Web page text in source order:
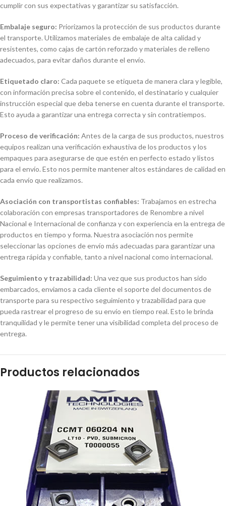
cumplir con sus expectativas y garantizar su satisfacción.
Embalaje seguro: Priorizamos la protección de sus productos durante
el transporte. Utilizamos materiales de embalaje de alta calidad y
resistentes, como cajas de cartón reforzado y materiales de relleno
adecuados, para evitar daños durante el envío.
Etiquetado claro: Cada paquete se etiqueta de manera clara y legible,
con información precisa sobre el contenido, el destinatario y cualquier
instrucción especial que deba tenerse en cuenta durante el transporte.
Esto ayuda a garantizar una entrega correcta y sin contratiempos.
Proceso de verificación: Antes de la carga de sus productos, nuestros
equipos realizan una verificación exhaustiva de los productos y los
empaques para asegurarse de que estén en perfecto estado y listos
para el envío. Esto nos permite mantener altos estándares de calidad en
cada envío que realizamos.
Asociación con transportistas confiables: Trabajamos en estrecha
colaboración con empresas transportadores de Renombre a nivel
Nacional e Internacional de confianza y con experiencia en la entrega de
productos en tiempo y forma. Nuestra asociación nos permite
seleccionar las opciones de envío más adecuadas para garantizar una
entrega rápida y confiable, tanto a nivel nacional como internacional.
Seguimiento y trazabilidad: Una vez que sus productos han sido
embarcados, enviamos a cada cliente el soporte del documentos de
transporte para su respectivo seguimiento y trazabilidad para que
pueda rastrear el progreso de su envío en tiempo real. Esto le brinda
tranquilidad y le permite tener una visibilidad completa del proceso de
entrega.
Productos relacionados